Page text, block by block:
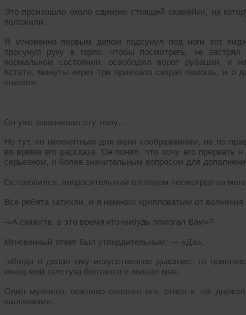
Это произошло около одиноко стоящей скамейки, на
положили.
Я мгновенно первым делом подсунул под ноги тот
просунул руку в горло, чтобы посмотреть, не
нормальном состоянии, освободил ворот рубашки, и
Кстати, минуты через три приехала скорая помощь, и о
помню».
Он уже заканчивал эту тему…
Но тут, по непонятным для меня соображениям, не по
во время его рассказа. Он понял, что хочу его прервать
серьезном, и более значительным вопросом для
Остановился, вопросительным взглядом посмотрел на
Все ребята затихли, и я немного хрипловатым от волнения
-«А скажите, в это время кто-нибудь помогал Вам»?
Мгновенный ответ был утвердительным: — «Да».
-«Когда я делал ему искусственное дыхание, то
конец мой галстука болтался и мешал мне.
Один мужчина, вежливо схватил его, отвел и так
пальчиками.